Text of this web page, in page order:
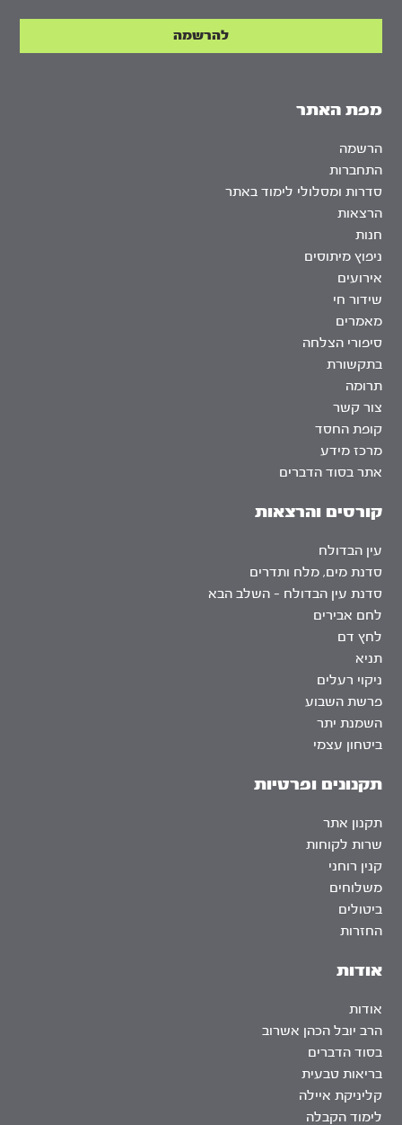
אודות
אודות
הרב יובל הכהן אשרוב
בסוד הדברים
בריאות טבעית
קליניקת איילה
לימוד הקבלה
מפת האתר
הרשמה
התחברות
סדרות ומסלולי לימוד באתר
הרצאות
חנות
ניפוץ מיתוסים
אירועים
שידור חי
מאמרים
סיפורי הצלחה
בתקשורת
תרומה
צור קשר
קופת החסד
מרכז מידע
אתר בסוד הדברים
קורסים והרצאות
עין הבדולח
סדנת מים, מלח ותדרים
סדנת עין הבדולח – השלב הבא
לחם אבירים
לחץ דם
תניא
ניקוי רעלים
פרשת השבוע
השמנת יתר
ביטחון עצמי
תקנונים ופרטיות
תקנון אתר
שרות לקוחות
קנין רוחני
משלוחים
ביטולים
החזרות